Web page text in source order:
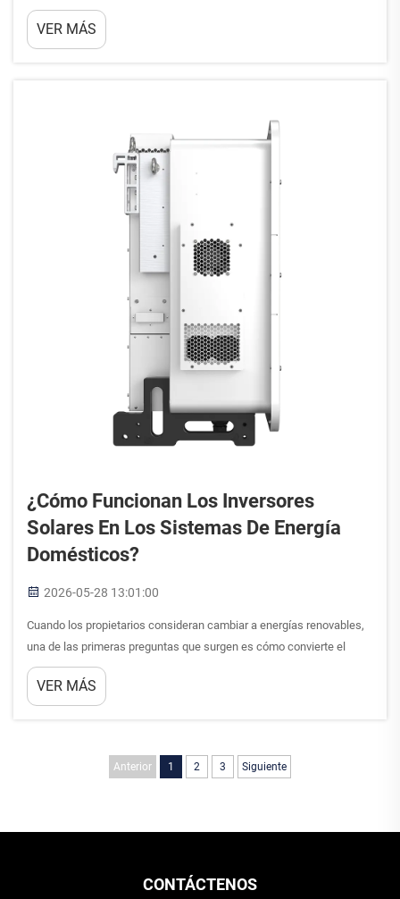
que afectan directamente su independencia energética y el
rendimiento del sistema. Un inversor de batería actúa como el
VER MÁS
¿Cómo Funcionan Los Inversores
Solares En Los Sistemas De Energía
Domésticos?
2026-05-28 13:01:00
Cuando los propietarios consideran cambiar a energías renovables,
una de las primeras preguntas que surgen es cómo convierte el
sistema realmente la luz solar en electricidad utilizable. En el
corazón de toda instalación solar residencial, los inversores solares
VER MÁS
Anterior 1 2 3 Siguiente
CONTÁCTENOS